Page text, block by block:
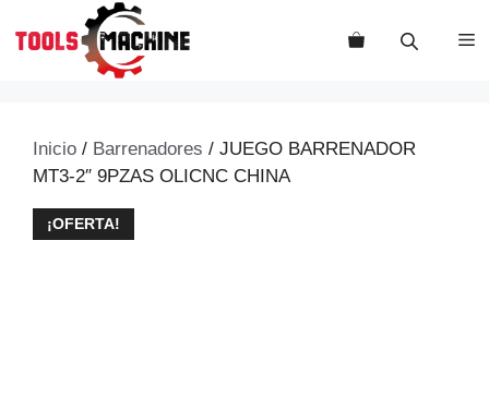
Inicio / Barrenadores / JUEGO BARRENADOR
MT3-2″ 9PZAS OLICNC CHINA
¡OFERTA!